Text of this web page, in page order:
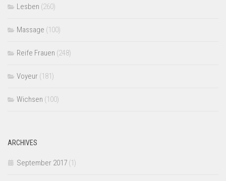
Lesben (260)
Massage (100)
Reife Frauen (248)
Voyeur (181)
Wichsen (100)
ARCHIVES
September 2017 (1)